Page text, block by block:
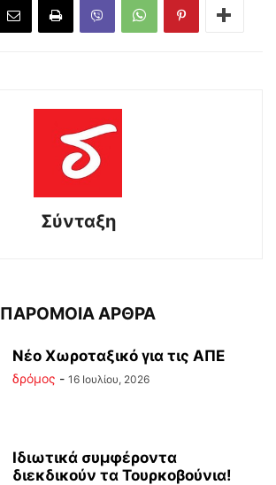
Σύνταξη
ΠΑΡΟΜΟΙΑ ΑΡΘΡΑ
Νέο Χωροταξικό για τις ΑΠΕ
δρόμος - 16 Ιουλίου, 2026
Ιδιωτικά συμφέροντα
διεκδικούν τα Τουρκοβούνια!